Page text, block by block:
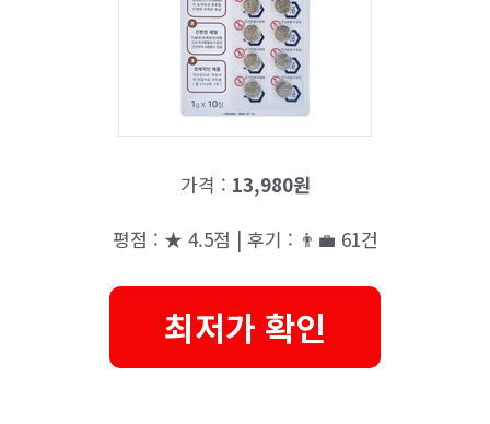
가격 : 13,980원
평점 : ★ 4.5점 | 후기 : 👨‍💼 61건
최저가 확인